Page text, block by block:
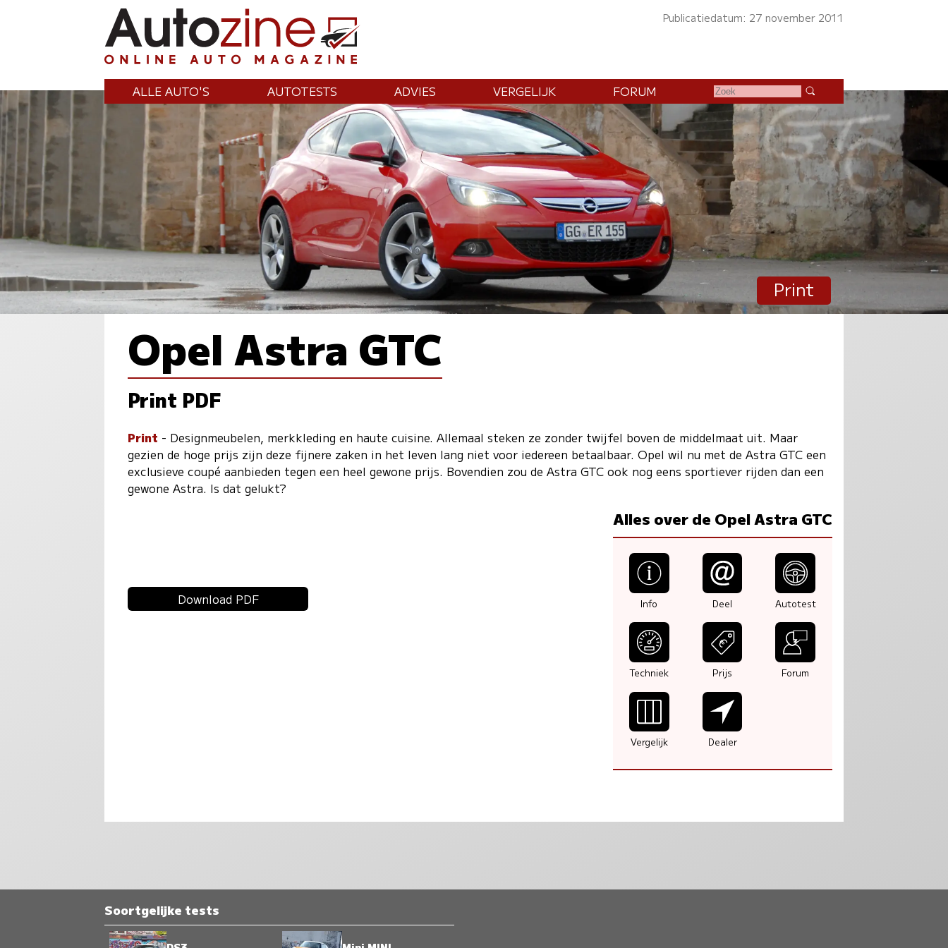
Publicatiedatum: 27 november 2011
ALLE AUTO'S AUTOTESTS ADVIES VERGELIJK FORUM
Print
Opel Astra GTC
Print PDF
Print - Designmeubelen, merkkleding en haute cuisine. Allemaal steken ze zonder twijfel boven de middelmaat uit. Maar
gezien de hoge prijs zijn deze fijnere zaken in het leven lang niet voor iedereen betaalbaar. Opel wil nu met de Astra GTC een
exclusieve coupé aanbieden tegen een heel gewone prijs. Bovendien zou de Astra GTC ook nog eens sportiever rijden dan een
gewone Astra. Is dat gelukt?
Download PDF
Alles over de Opel Astra GTC
Info Deel Autotest
Techniek Prijs Forum
Vergelijk Dealer
Soortgelijke tests